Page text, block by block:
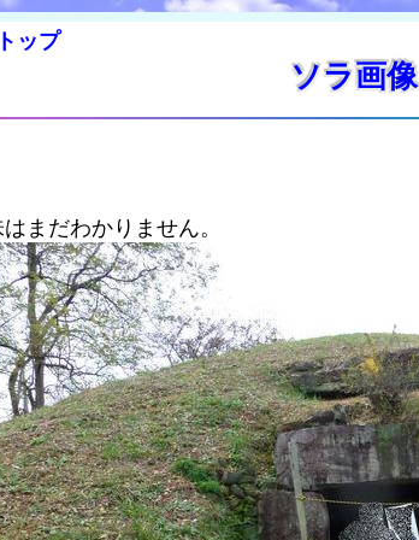
ップ
ソラ画像
まだわかりません。